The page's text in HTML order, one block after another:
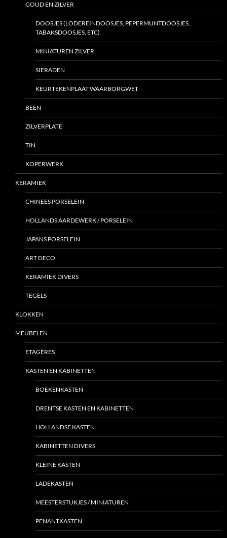
GOUD EN ZILVER
DOOSJES (LODEREINDOOSJES, PEPERMUNTDOOSJES,
TABAKSDOOSJES, ETC)
MINIATUREN ZILVER
SIERADEN
KEURTEKENPLAAT WAARBORGWET
BEEN
ZILVERPLATE
TIN
KOPERWERK
KERAMIEK
CHINEES PORSELEIN
HOLLANDS AARDEWERK / PORSELEIN
JAPANS PORSELEIN
ART DECO
KERAMIEK DIVERS
TEGELS
KLOKKEN
MEUBELEN
ETAGÈRES
KASTEN EN KABINETTEN
BOEKENKASTEN
DRENTSE KASTEN EN KABINETTEN
HOLLANDSE KASTEN
KABINETTEN DIVERS
KLEINE KASTEN
LADEKASTEN
MEESTERSTUKJES / MINIATUREN
PENANTKASTEN